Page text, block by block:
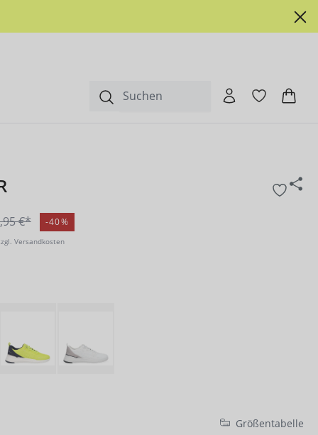
€* -40%
Versandkosten
Größentabelle